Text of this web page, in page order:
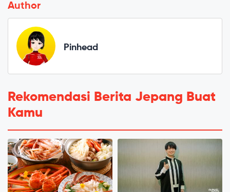
Author
Pinhead
Rekomendasi Berita Jepang Buat
Kamu